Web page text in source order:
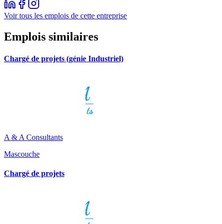
Voir tous les emplois de cette entreprise
Emplois similaires
Chargé de projets (génie Industriel)
A & A Consultants
Mascouche
Chargé de projets